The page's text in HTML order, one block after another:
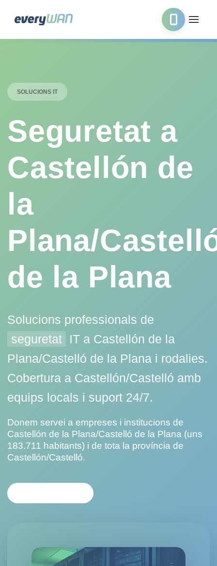
SOLUCIONS IT
Seguretat a
Castellón de
la
Plana/
de la Plana
Solucions professionals de
seguretat
IT a Castellón de la
Plana/Castelló de la Plana i rodalies.
Cobertura a Castellón/Castelló amb
equips locals i suport 24/7.
Donem servei a empreses i institucions de
Castellón de la Plana/Castelló de la Plana (uns
183.711 habitants) i de tota la província de
Castellón/Castelló.